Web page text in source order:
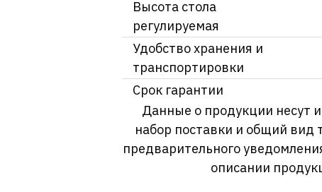
Высота стола
регулируемая
Удобство хранения и
транспортировки
Срок гарантии
Данные о продукции несут
набор поставки и общий вид
предварительного
описании